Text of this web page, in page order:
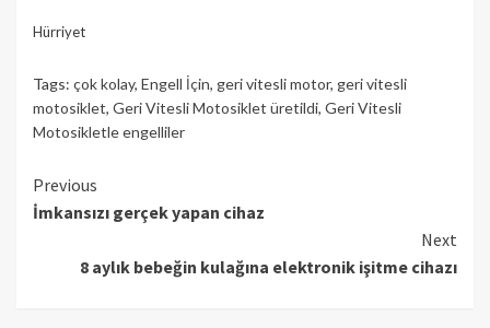
Hürriyet
Tags: çok kolay, Engell İçin, geri vitesli motor, geri vitesli
motosiklet, Geri Vitesli Motosiklet üretildi, Geri Vitesli
Motosikletle engelliler
Continue
Reading
Previous
İmkansızı gerçek yapan cihaz
Next
8 aylık bebeğin kulağına elektronik işitme cihazı